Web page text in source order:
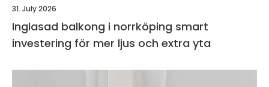
31. July 2026
Inglasad balkong i norrköping smart
investering för mer ljus och extra yta